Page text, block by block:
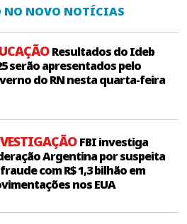
NO NOVO NOTÍCIAS
Resultados do Ideb
serão apresentados pelo
do RN nesta quarta-feira
FBI investiga
Argentina por suspeita
com R$ 1,3 bilhão em
nos EUA